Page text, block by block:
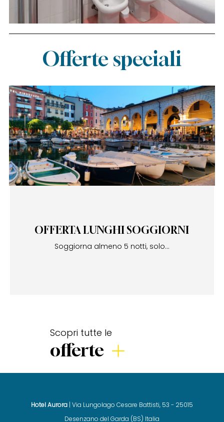
Offerte speciali
OFFERTA LUNGHI SOGGIORNI
Soggiorna almeno 5 notti, solo...
Scopri tutte le
offerte
Hotel Aurora | Via Lungolago Cesare Battisti, 53 - 25015
Desenzano del Garda (BS) Italia